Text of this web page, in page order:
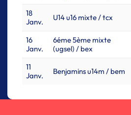
18
Janv.
U14 u16 mixte / tcx
16
Janv.
6éme 5ème mixte
(ugsel) / bex
11
Janv.
Benjamins u14m / bem